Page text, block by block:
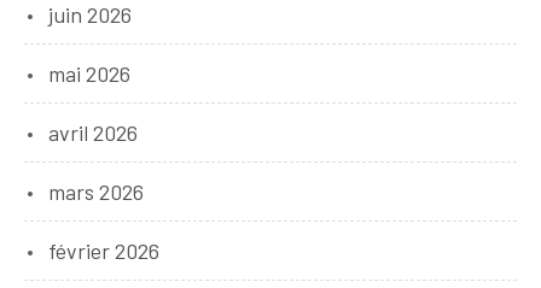
juin 2026
mai 2026
avril 2026
mars 2026
février 2026